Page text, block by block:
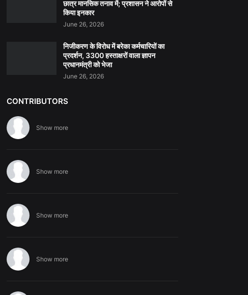
छात्र मानसिक तनाव में; प्रशासन ने आरोपों से
किया इनकार
June 26, 2026
निजीकरण के विरोध में बरेका कर्मचारियों का
प्रदर्शन, 3300 हस्ताक्षरों वाला ज्ञापन
प्रधानमंत्री को भेजा
June 26, 2026
CONTRIBUTORS
Show more
Show more
Show more
Show more